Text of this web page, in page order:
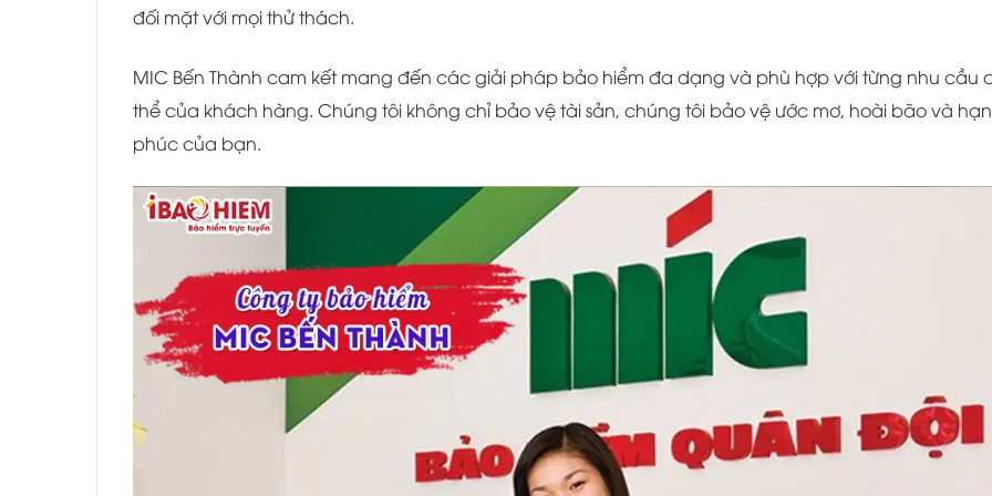
đối mặt với mọi thử thách.
MIC Bến Thành cam kết mang đến các giải pháp bảo hiểm đa dạng và phù hợp với từng nhu cầu
thể của khách hàng. Chúng tôi không chỉ bảo vệ tài sản, chúng tôi bảo vệ ước mơ, hoài bão và
phúc của bạn.